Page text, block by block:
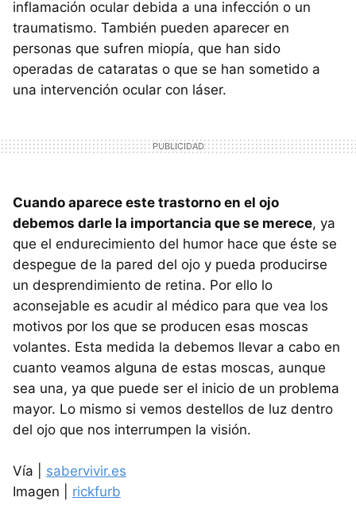
inflamación ocular debida a una infección o un
traumatismo. También pueden aparecer en
personas que sufren miopía, que han sido
operadas de cataratas o que se han sometido a
una intervención ocular con láser.
Cuando aparece este trastorno en el ojo
debemos darle la importancia que se merece, ya
que el endurecimiento del humor hace que éste se
despegue de la pared del ojo y pueda producirse
un desprendimiento de retina. Por ello lo
aconsejable es acudir al médico para que vea los
motivos por los que se producen esas moscas
volantes. Esta medida la debemos llevar a cabo en
cuanto veamos alguna de estas moscas, aunque
sea una, ya que puede ser el inicio de un problema
mayor. Lo mismo si vemos destellos de luz dentro
del ojo que nos interrumpen la visión.
Vía | sabervivir.es
Imagen | rickfurb